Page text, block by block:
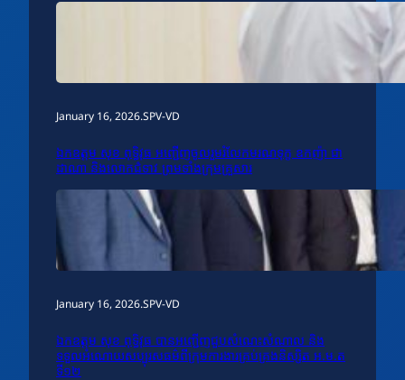
January 16, 2026.SPV-VD
ឯកឧត្តម សុខ ពុទ្ធិវុធ អញ្ជើញចូលរួមរំលែកមរណទុក្ខ ឧកញ៉ា ជា
ដាណា និងលោកជំទាវ ព្រមទាំងក្រុមគ្រួសារ
January 16, 2026.SPV-VD
ឯកឧត្តម សុខ ពុទ្ធិវុធ បានអញ្ជើញជួបសំណេះសំណាល និង
ទទួលអំណោយសប្បុរសធម៌ពីក្រុមការងារគ្រប់គ្រងនិស្សិត អ.ម.ត
ទី១២